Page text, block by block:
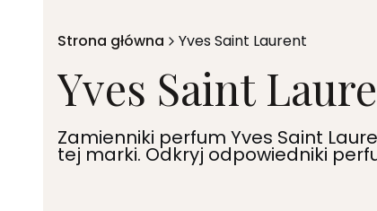
Strona główna Yves Saint Laurent
Yves Saint
Zamienniki perfum Yves Saint
tej marki. Odkryj odpowiedniki